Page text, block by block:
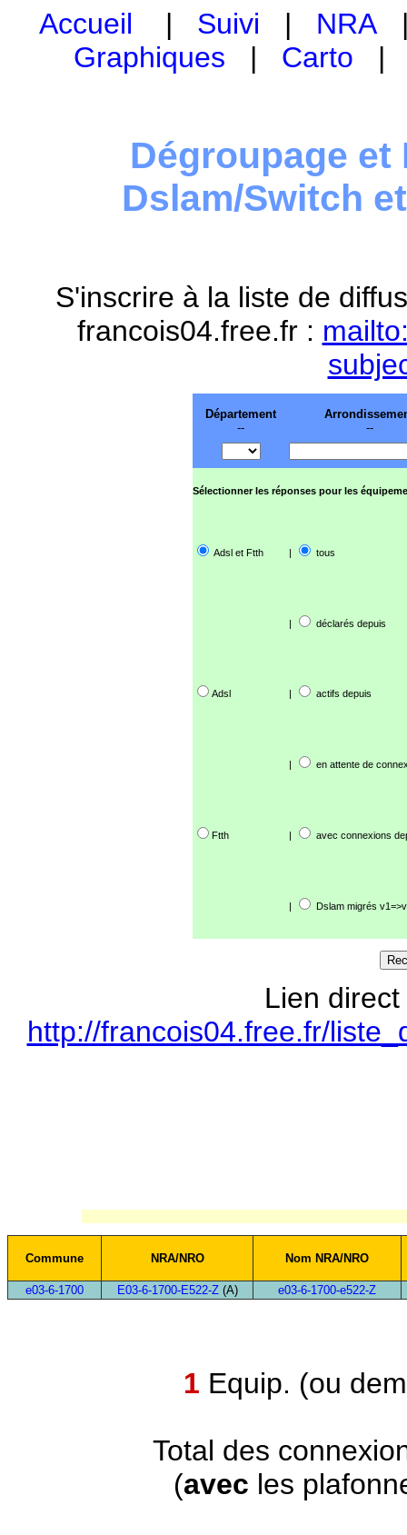
Accueil | Suivi | NRA
Graphiques | Carto
Dégroupage et
Dslam/Switch
S'inscrire à la liste de
francois04.free.fr :
Département
--
--
Sélectionner les réponses pour les
Adsl et Ftth | tous
| déclarés depuis
Adsl | actifs depuis
| en attente de
Ftth | avec connexions
| Dslam migrés
Lien
http://francois04.free.fr/
Commune NRA/NRO Nom NRA/NRO
e03-6-1700 E03-6-1700-E522-Z(A) e03-6-1700-e522-Z
1 Equip. (ou
Total des
(avec les